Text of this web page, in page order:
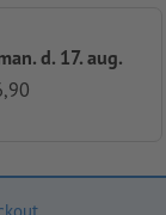
d. 17. aug.